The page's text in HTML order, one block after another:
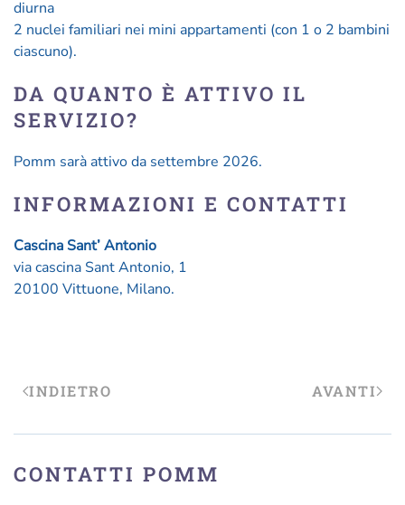
diurna
2 nuclei familiari nei mini appartamenti (con 1 o 2 bambini
ciascuno).
DA QUANTO È ATTIVO IL
SERVIZIO?
Pomm sarà attivo da settembre 2026.
INFORMAZIONI E CONTATTI
Cascina Sant’ Antonio
via cascina Sant Antonio, 1
20100 Vittuone, Milano.
INDIETRO AVANTI
CONTATTI POMM